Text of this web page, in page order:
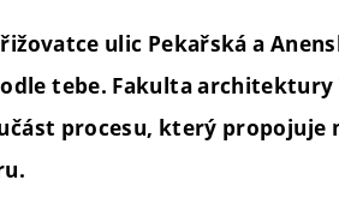
ulic Pekařská a
tebe. Fakulta architektury
procesu, který propojuje